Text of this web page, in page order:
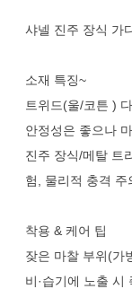
샤넬 진주 장식 가
소재 특징~
트위드(울/코튼 )
안정성은 좋으나
진주 장식/메탈 트
험, 물리적 충격 주
착용 & 케어 팁
잦은 마찰 부위(가
비·습기에 노출 시